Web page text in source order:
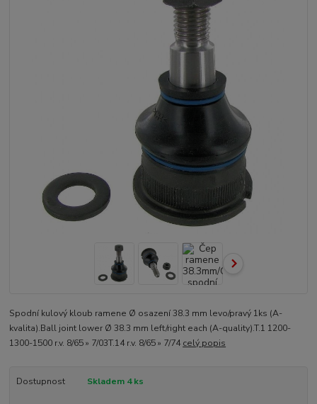
Spodní kulový kloub ramene Ø osazení 38.3 mm levo/pravý 1ks (A-
kvalita).Ball joint lower Ø 38.3 mm left/right each (A-quality).T.1 1200-
1300-1500 r.v. 8/65 » 7/03T.14 r.v. 8/65 » 7/74 celý popis
Dostupnost Skladem 4 ks